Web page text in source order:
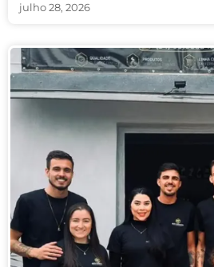
julho 28, 2026